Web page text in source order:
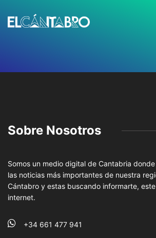
Sobre Nosotros
Somos un medio digital de Cantabria
las noticias más importantes de nuestra
Cántabro y estas buscando informarte,
internet.
+34 661 477 941